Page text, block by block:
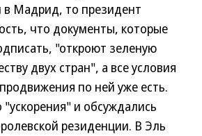
в Мадрид, то президент
что документы, которые
"откроют зеленую
двух стран", а все условия
по ней уже есть.
и обсуждались
резиденции. В Эль